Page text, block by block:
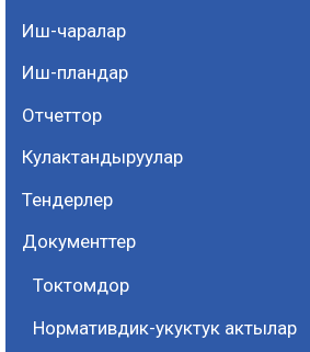
Иш-чаралар
Иш-пландар
Отчеттор
Кулактандыруулар
Тендерлер
Документтер
Токтомдор
Нормативдик-укуктук актылар